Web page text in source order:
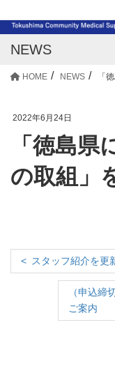
NEWS
HOME NEWS 「
2022年6月24日
「徳島
の取組」
スタッフ紹介を更
（申込締
ご案内